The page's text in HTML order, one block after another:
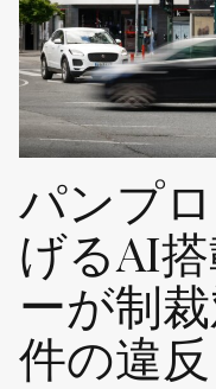
パンプ
げるAI
ーが制
件の違反